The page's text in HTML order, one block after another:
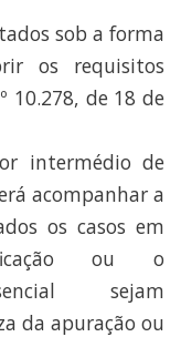
sob a forma
os requisitos
10.278, de 18 de
intermédio de
acompanhar a
os casos em
ou o
sejam
da apuração ou